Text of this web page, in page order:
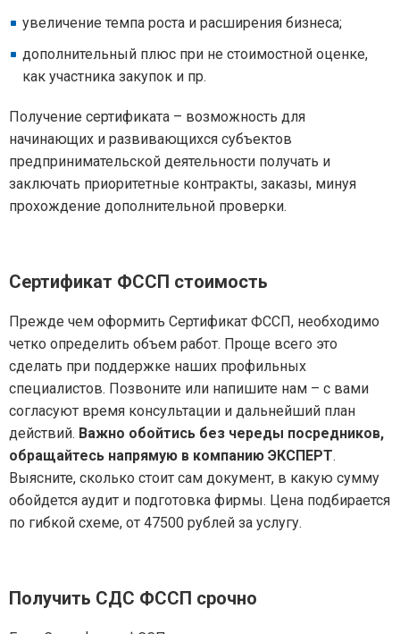
увеличение темпа роста и расширения бизнеса;
дополнительный плюс при не стоимостной оценке,
как участника закупок и пр.
Получение сертификата – возможность для
начинающих и развивающихся субъектов
предпринимательской деятельности получать и
заключать приоритетные контракты, заказы, минуя
прохождение дополнительной проверки.
Сертификат ФССП стоимость
Прежде чем оформить Сертификат ФССП, необходимо
четко определить объем работ. Проще всего это
сделать при поддержке наших профильных
специалистов. Позвоните или напишите нам – с вами
согласуют время консультации и дальнейший план
действий. Важно обойтись без череды посредников,
обращайтесь напрямую в компанию ЭКСПЕРТ.
Выясните, сколько стоит сам документ, в какую сумму
обойдется аудит и подготовка фирмы. Цена подбирается
по гибкой схеме, от 47500 рублей за услугу.
Получить СДС ФССП срочно